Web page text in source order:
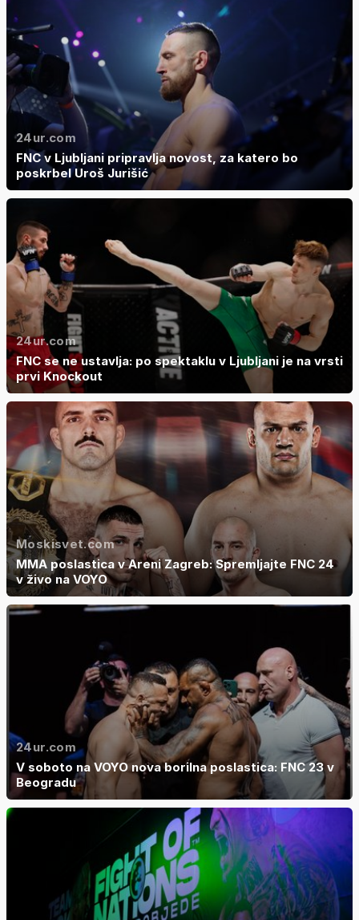
24ur.com
FNC v Ljubljani pripravlja novost, za katero bo
poskrbel Uroš Jurišić
24ur.com
FNC se ne ustavlja: po spektaklu v Ljubljani je na vrsti
prvi Knockout
Moskisvet.com
MMA poslastica v Areni Zagreb: Spremljajte FNC 24
v živo na VOYO
24ur.com
V soboto na VOYO nova borilna poslastica: FNC 23 v
Beogradu